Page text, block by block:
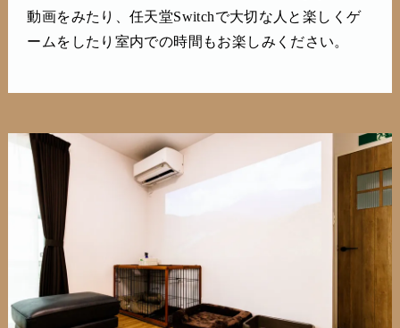
動画をみたり、任天堂Switchで大切な人と楽しくゲ
ームをしたり室内での時間もお楽しみください。